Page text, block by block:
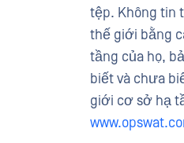
tệp. Không tin
thế giới bằng
tầng của họ,
biết và chưa
giới cơ sở hạ